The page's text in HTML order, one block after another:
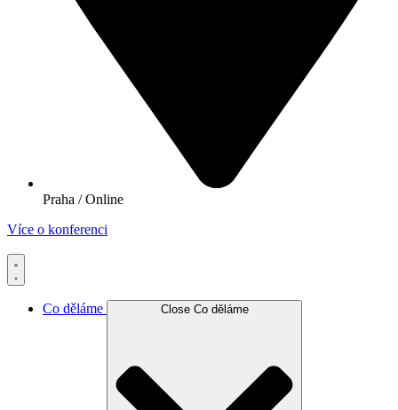
Praha / Online
Více o konferenci
Co děláme Close Co děláme